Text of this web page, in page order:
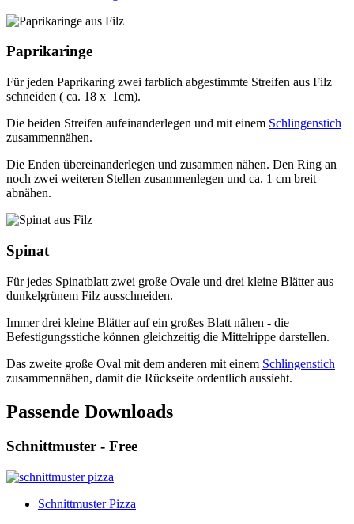
Paprikaringe
Für jeden Paprikaring zwei farblich abgestimmte Streifen aus Filz
schneiden ( ca. 18 x 1cm).
Die beiden Streifen aufeinanderlegen und mit einem Schlingenstich
zusammennähen.
Die Enden übereinanderlegen und zusammen nähen. Den Ring an
noch zwei weiteren Stellen zusammenlegen und ca. 1 cm breit
abnähen.
Spinat
Für jedes Spinatblatt zwei große Ovale und drei kleine Blätter aus
dunkelgrünem Filz ausschneiden.
Immer drei kleine Blätter auf ein großes Blatt nähen - die
Befestigungsstiche können gleichzeitig die Mittelrippe darstellen.
Das zweite große Oval mit dem anderen mit einem Schlingenstich
zusammennähen, damit die Rückseite ordentlich aussieht.
Passende Downloads
Schnittmuster - Free
Schnittmuster Pizza